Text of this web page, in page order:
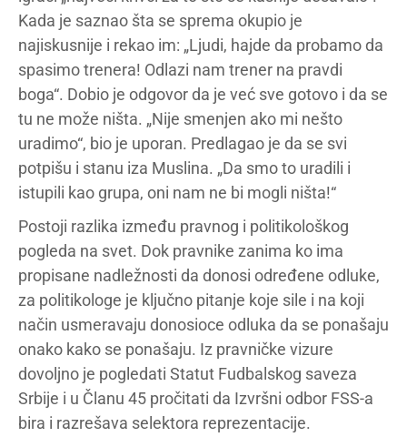
Kada je saznao šta se sprema okupio je
najiskusnije i rekao im: „Ljudi, hajde da probamo da
spasimo trenera! Odlazi nam trener na pravdi
boga“. Dobio je odgovor da je već sve gotovo i da se
tu ne može ništa. „Nije smenjen ako mi nešto
uradimo“, bio je uporan. Predlagao je da se svi
potpišu i stanu iza Muslina. „Da smo to uradili i
istupili kao grupa, oni nam ne bi mogli ništa!“
Postoji razlika između pravnog i politikološkog
pogleda na svet. Dok pravnike zanima ko ima
propisane nadležnosti da donosi određene odluke,
za politikologe je ključno pitanje koje sile i na koji
način usmeravaju donosioce odluka da se ponašaju
onako kako se ponašaju. Iz pravničke vizure
dovoljno je pogledati Statut Fudbalskog saveza
Srbije i u Članu 45 pročitati da Izvršni odbor FSS-a
bira i razrešava selektora reprezentacije.